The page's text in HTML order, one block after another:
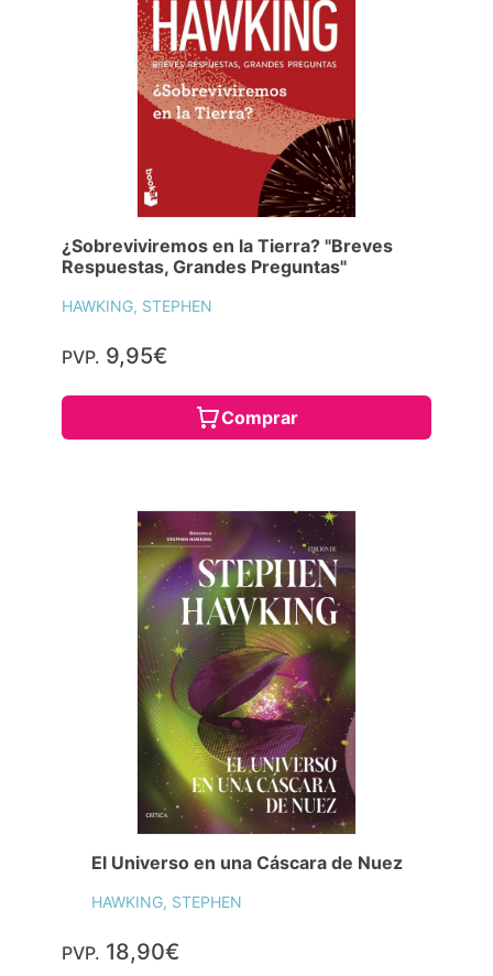
¿Sobreviviremos en la Tierra? "Breves
Respuestas, Grandes Preguntas"
HAWKING, STEPHEN
PVP. 9,95€
Comprar
El Universo en una Cáscara de Nuez
HAWKING, STEPHEN
PVP. 18,90€